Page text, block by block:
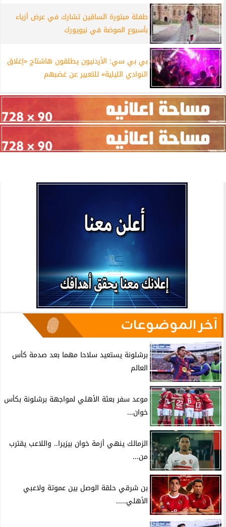
طفلة مبتورة الساقين تشارك في عرض أزياء
بأسبوع الموضة في نيويورك
بي بي سي: الأردنيون يطلقون هاشتاج «إغلاق
النوادي الليلية» للتعبير عن غضبهم
آخر الموضوعات
برشلونة يستعيد سلاحا مهما بعد صدمة كأس
العالم
موعد سفر بعثة الأهلي لمواجهة برشلونة بكأس
خوان...
الزمالك ينهي أزمة خوان بيزيرا.. واللاعب يقترب
من...
بن شرقي حلقة الوصل بين عموتة ولاعبي
الأهلي.....